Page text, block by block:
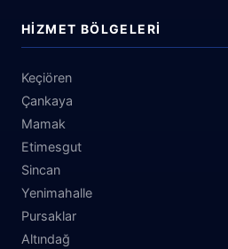
HIZMET BÖLGELERI
Keçiören
Çankaya
Mamak
Etimesgut
Sincan
Yenimahalle
Pursaklar
Altındağ